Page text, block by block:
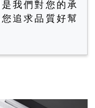
我們對您的承
追求品質好幫